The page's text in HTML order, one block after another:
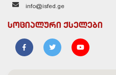
info@isfed.ge
სოციალური ქსელები